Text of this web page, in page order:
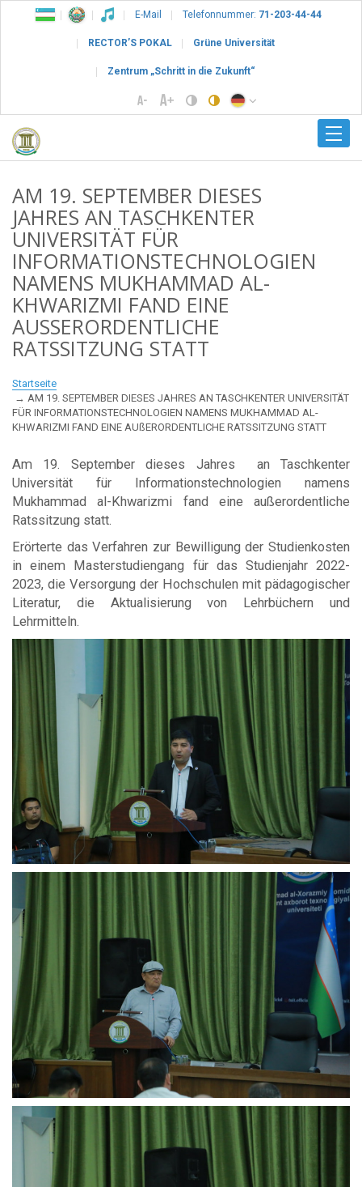
E-Mail Telefonnummer: 71-203-44-44
RECTOR’S POKAL Grüne Universität
Zentrum „Schritt in die Zukunft“
AM 19. SEPTEMBER DIESES
JAHRES AN TASCHKENTER
UNIVERSITÄT FÜR
INFORMATIONSTECHNOLOGIEN
NAMENS MUKHAMMAD AL-
KHWARIZMI FAND EINE
AUSSERORDENTLICHE R
ATSSITZUNG STATT
Startseite
AM 19. SEPTEMBER DIESES JAHRES AN TASCHKENTER UNIVERSITÄT
FÜR INFORMATIONSTECHNOLOGIEN NAMENS MUKHAMMAD AL-
KHWARIZMI FAND EINE AUßERORDENTLICHE RATSSITZUNG STATT
Am 19. September dieses Jahres an Taschkenter
Universität für Informationstechnologien namens
Mukhammad al-Khwarizmi fand eine außerordentliche
Ratssitzung statt.
Erörterte das Verfahren zur Bewilligung der Studienkosten
in einem Masterstudiengang für das Studienjahr 2022-
2023, die Versorgung der Hochschulen mit pädagogischer
Literatur, die Aktualisierung von Lehrbüchern und
Lehrmitteln.